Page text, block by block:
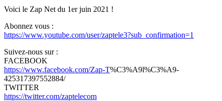
Voici le Zap Net du 1er juin 2021 !
Abonnez vous :
https://www.youtube.com/user/zaptele3?sub_confirmation=1
Suivez-nous sur :
FACEBOOK
https://www.facebook.com/Zap-T%C3%A9l%C3%A9-
425317397552884/
TWITTER
https://twitter.com/zaptelecom